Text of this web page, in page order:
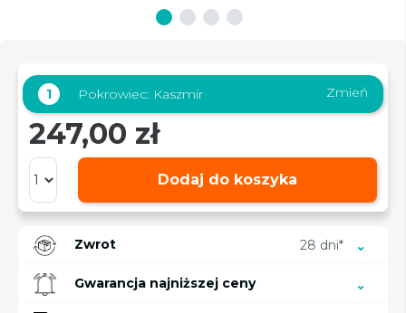
1 Pokrowiec: Kaszmir Zmień
247,00 zł
Dodaj do koszyka
Zwrot 28 dni*
Gwarancja najniższej ceny